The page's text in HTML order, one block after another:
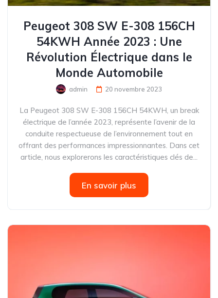
Peugeot 308 SW E-308 156CH
54KWH Année 2023 : Une
Révolution Électrique dans le
Monde Automobile
admin 20 novembre 2023
La Peugeot 308 SW E-308 156CH 54KWH, un break
électrique de l’année 2023, représente l’avenir de la
conduite respectueuse de l’environnement tout en
offrant des performances impressionnantes. Dans cet
article, nous explorerons les caractéristiques clés de...
En savoir plus